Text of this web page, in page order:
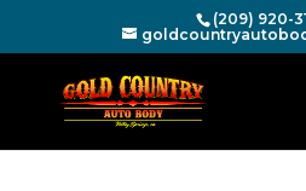
(209) 920-